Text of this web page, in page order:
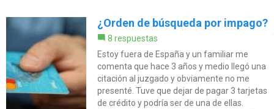
¿Orden de búsqueda por impago?
8 respuestas
Estoy fuera de España y un familiar me
comenta que hace 3 años y medio llegó una
citación al juzgado y obviamente no me
presenté. Tuve que dejar de pagar 3 tarjetas
de crédito y podría ser de una de ellas.